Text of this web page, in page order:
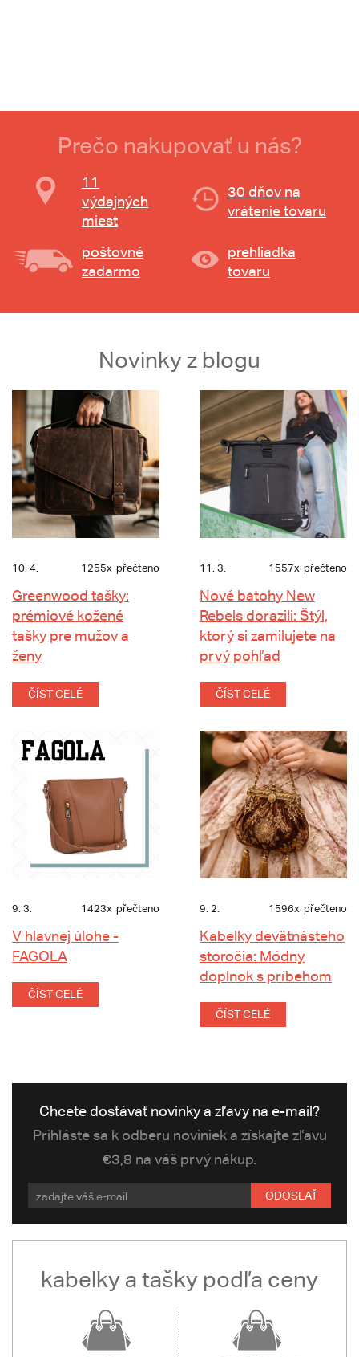
Prečo nakupovať u nás?
11
výdajných
miest
30 dňov na
vrátenie tovaru
poštovné
zadarmo
prehliadka
tovaru
Novinky z blogu
10. 4. 1255x přečteno
Greenwood tašky:
prémiové kožené
tašky pre mužov a
ženy
ČÍST CELÉ
11. 3. 1557x přečteno
Nové batohy New
Rebels dorazili: Štýl,
ktorý si zamilujete na
prvý pohľad
ČÍST CELÉ
9. 3. 1423x přečteno
V hlavnej úlohe -
FAGOLA
ČÍST CELÉ
9. 2. 1596x přečteno
Kabelky devätnásteho
storočia: Módny
doplnok s príbehom
ČÍST CELÉ
Chcete dostávať novinky a zľavy na e-mail?
Prihláste sa k odberu noviniek a získajte zľavu
€3,8 na váš prvý nákup.
ODOSLAŤ
kabelky a tašky podľa ceny